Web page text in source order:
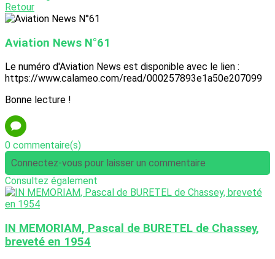
Retour
Aviation News N°61
Le numéro d'Aviation News est disponible avec le lien :
https://www.calameo.com/read/000257893e1a50e207099
Bonne lecture !
0 commentaire(s)
Connectez-vous pour laisser un commentaire
Consultez également
IN MEMORIAM, Pascal de BURETEL de Chassey,
breveté en 1954